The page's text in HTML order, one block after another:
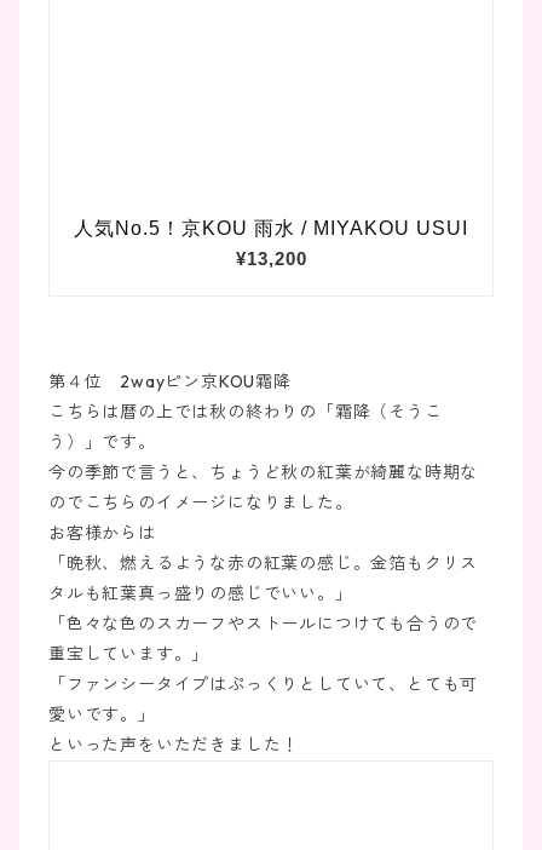
第４位 2wayピン京KOU霜降
こちらは暦の上では秋の終わりの「霜降（そうこ
う）」です。
今の季節で言うと、ちょうど秋の紅葉が綺麗な時期な
のでこちらのイメージになりました。
お客様からは
「晩秋、燃えるような赤の紅葉の感じ。金箔もクリス
タルも紅葉真っ盛りの感じでいい。」
「色々な色のスカーフやストールにつけても合うので
重宝しています。」
「ファンシータイプはぷっくりとしていて、とても可
愛いです。」
といった声をいただきました！